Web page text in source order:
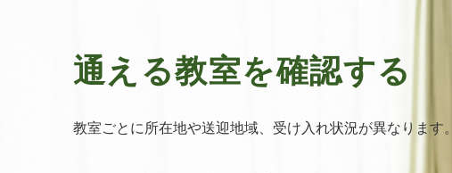
通える教室を確認する
教室ごとに所在地や送迎地域、受け入れ状況が異なります。